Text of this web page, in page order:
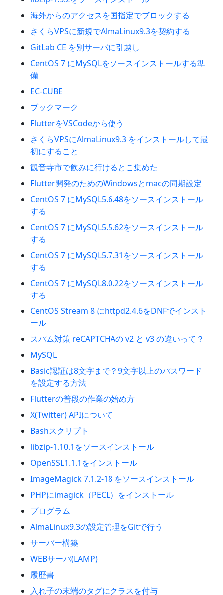
海外からのアクセスを国指定でブロックする
さくらVPSに新規でAlmaLinux9.3を契約する
GitLab CE を別サーバに引越し
CentOS 7 にMySQLをソースインストールする準
備
EC-CUBE
ブックマーク
FlutterをVSCodeから使う
さくらVPSにAlmaLinux9.3 をインストールして最
初にすること
観音寺市で飲みに行けるとこ集めた
Flutter開発のためのWindowsとmacの同期設定
CentOS 7 にMySQL5.6.48をソースインストール
する
CentOS 7 にMySQL5.5.62をソースインストール
する
CentOS 7 にMySQL5.7.31をソースインストール
する
CentOS 7 にMySQL8.0.22をソースインストール
する
CentOS Stream 8 にhttpd2.4.6をDNFでインスト
ール
スパム対策 reCAPTCHAの v2 と v3 の違いって？
MySQL
Basic認証は8文字まで？9文字以上のパスワード
を設定する方法
Flutterの普段の作業の始め方
X(Twitter) APIについて
Bashスクリプト
libzip-1.10.1をソースインストール
OpenSSL1.1.1をインストール
ImageMagick 7.1.2-18 をソースインストール
PHPにimagick（PECL）をインストール
プログラム
AlmaLinux9.3の設定管理をGitで行う
サーバー構築
WEBサーバ(LAMP)
履歴書
入れ子の末端のタグにクラスを付与